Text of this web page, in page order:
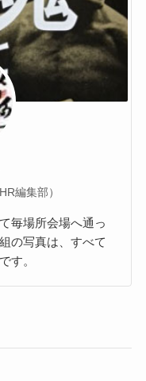
編集部）
毎場所会場へ通っ
の写真は、すべて
す。